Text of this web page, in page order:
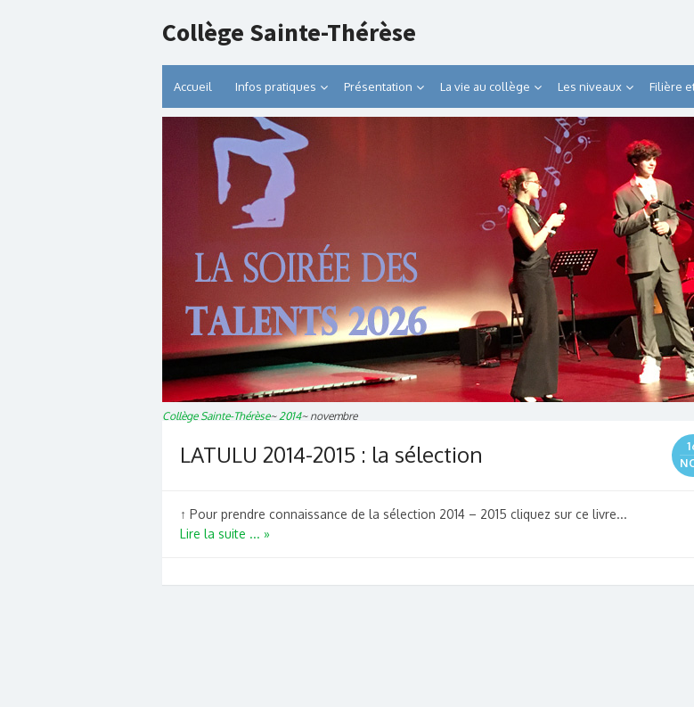
Collège Sainte-Thérèse
Accueil Infos pratiques Présentation La vie au collège Les niveaux Filière
Collège Sainte-Thérèse~2014~ novembre
LATULU 2014-2015 : la sélection
↑ Pour prendre connaissance de la sélection 2014 – 2015 cliquez sur ce livre...
Lire la suite ... »